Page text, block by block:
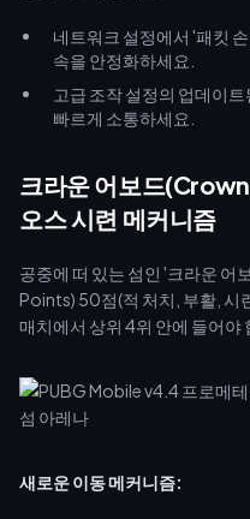
네트워크 설정에서 '패킷
속을 안정화하세요.
고급 조작 설정의 업데이
빠르게 소통하세요.
크라운 어보드
오스 시련 메커니즘
공중에 떠 있는 섬인 '크라운
Points) 50점(적 처치, 부활, 시
매치에서 상위 4위 안에 들어야
새로운 이동 메커니즘: